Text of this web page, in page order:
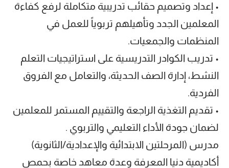
• إعداد وتصميم حقائب تدريبية متكاملة لرفع كفاءة
المعلمين الجدد وتأهيلهم تربوياً للعمل في
المنظمات والجمعيات.
• تدريب الكوادر التدريسية على استراتيجيات التعلم
النشط، إدارة الصف الحديثة، والتعامل مع الفروق
الفردية.
• تقديم التغذية الراجعة والتقييم المستمر للمعلمين
لضمان جودة الأداء التعليمي والتربوي .
مدرس (المرحلتين الابتدائية والإعدادية/الثانوية)
أكاديمية دنيا المعرفة وعدة معاهد خاصة بحمص